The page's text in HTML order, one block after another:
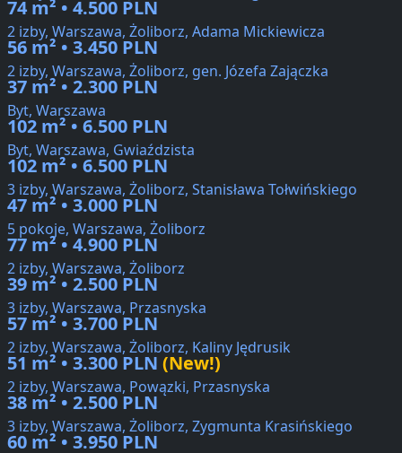
74 m² • 4.500 PLN
2 izby, Warszawa, Żoliborz, Adama Mickiewicza
56 m² • 3.450 PLN
2 izby, Warszawa, Żoliborz, gen. Józefa Zajączka
37 m² • 2.300 PLN
Byt, Warszawa
102 m² • 6.500 PLN
Byt, Warszawa, Gwiaździsta
102 m² • 6.500 PLN
3 izby, Warszawa, Żoliborz, Stanisława Tołwińskiego
47 m² • 3.000 PLN
5 pokoje, Warszawa, Żoliborz
77 m² • 4.900 PLN
2 izby, Warszawa, Żoliborz
39 m² • 2.500 PLN
3 izby, Warszawa, Przasnyska
57 m² • 3.700 PLN
2 izby, Warszawa, Żoliborz, Kaliny Jędrusik
51 m² • 3.300 PLN (New!)
2 izby, Warszawa, Powązki, Przasnyska
38 m² • 2.500 PLN
3 izby, Warszawa, Żoliborz, Zygmunta Krasińskiego
60 m² • 3.950 PLN